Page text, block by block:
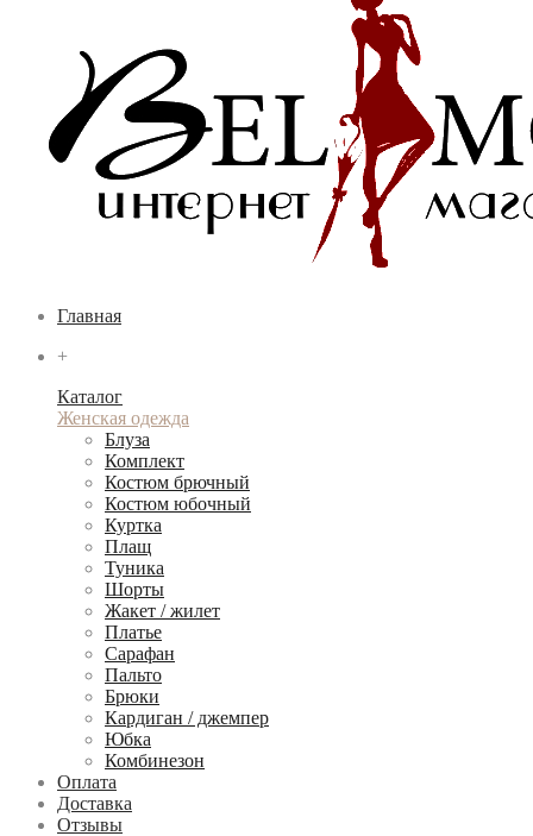
Главная
+
Каталог
Женская одежда
Блуза
Комплект
Костюм брючный
Костюм юбочный
Куртка
Плащ
Туника
Шорты
Жакет / жилет
Платье
Сарафан
Пальто
Брюки
Кардиган / джемпер
Юбка
Комбинезон
Оплата
Доставка
Отзывы